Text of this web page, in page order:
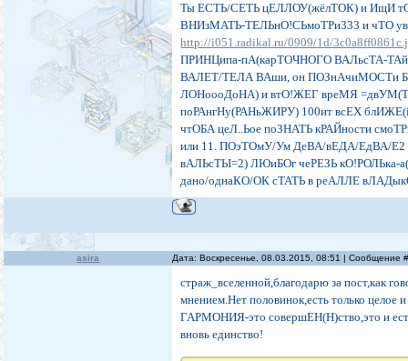
Ты ЕСТЬ/СЕТЬ цЕЛЛОУ(жёлТОК) и ИщИ
ВНИзМАТЬ-ТЕЛЬнО!СЬмоТРи333 и чТО
http://i051.radikal.ru/0909/1d/
ПРИНЦипа-пА(карТОЧНОГО ВАЛьсТА-
ВАЛЕТ/ТЕЛА ВАши, он ПОЗнАчиМОСТи
ЛОНоооДоНА) и втО!ЖЕГ вреМЯ
поРАнгНу(РАНьЖИРУ) 100ит всЕХ
чтОБА цеЛ..Ьое поЗНАТЬ кРАЙности
или 11. ПОэТОмУ/Ум ДеВА/вЕДА/ЕдВА/Е2
вАЛЬсТЫ=2) ЛЮиБОг чеРЕЗЬ
дано/однаКО/ОК сТАТЬ в реАЛЛЕ
asira Дата: Воскресенье, 08.03.2015, 08:51 | Сообщение
страж_вселенной,благодарю за пост,как
мнением.Нет половинок,есть только
ГАРМОНИЯ-это совершЕН(Н)ство,это и
вновь единство!